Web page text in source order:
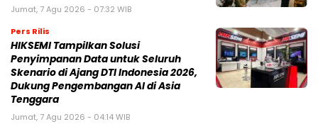
Jumat, 7 Agu 2026 - 07:32 WIB
Pers Rilis
HIKSEMI Tampilkan Solusi
Penyimpanan Data untuk Seluruh
Skenario di Ajang DTI Indonesia 2026,
Dukung Pengembangan AI di Asia
Tenggara
Jumat, 7 Agu 2026 - 04:14 WIB